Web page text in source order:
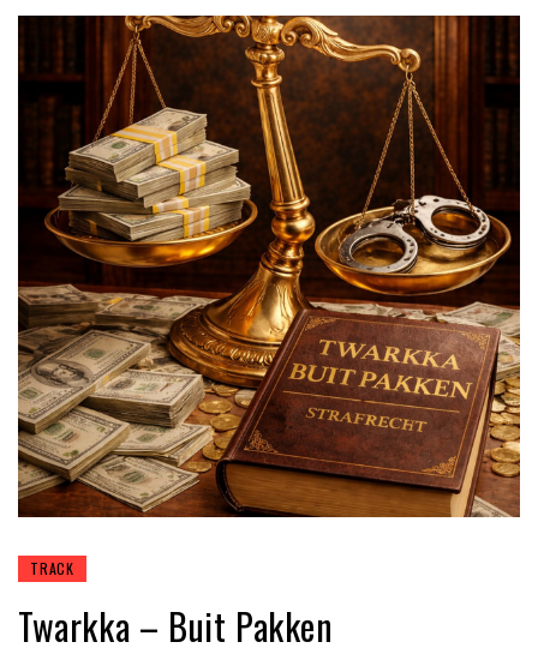
TRACK
Twarkka – Buit Pakken